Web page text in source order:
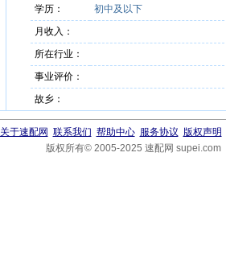
学历：
初中及以下
月收入：
所在行业：
事业评价：
故乡：
关于速配网 联系我们 帮助中心 服务协议 版权声明
版权所有© 2005-2025 速配网 supei.com